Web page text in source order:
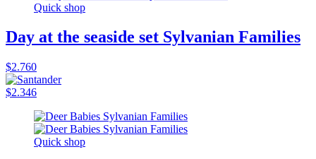
Quick shop
Day at the seaside set Sylvanian Families
$2.760
$2.346
Quick shop